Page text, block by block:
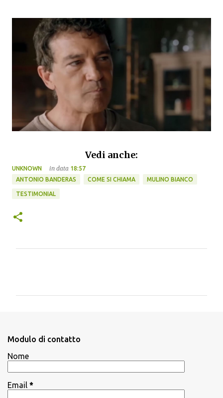
Vedi anche:
UNKNOWN in data 18:57
ANTONIO BANDERAS
COME SI CHIAMA MULINO BIANCO
TESTIMONIAL
i
Modulo di contatto
Nome
Email *